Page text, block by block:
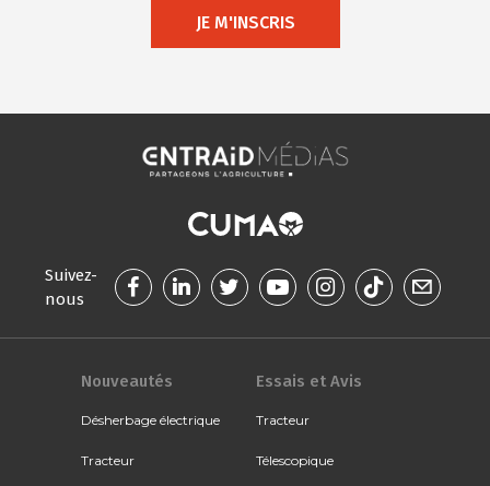
JE M'INSCRIS
Suivez-
nous
Nouveautés
Désherbage électrique
Tracteur
Essais et Avis
Tracteur
Télescopique